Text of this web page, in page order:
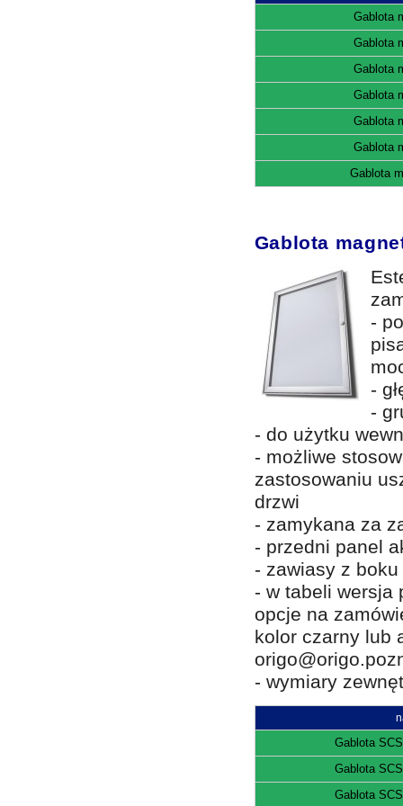
Gablota
Gablota
Gablota
Gablota
Gablota
Gablota
Gablota
Gablota
-
-
-
- do użytku
- możliwe
zastosowaniu
drzwi
- zamykana za
- przedni panel
- zawiasy z boku
- w tabeli wersja
opcje na
kolor czarny lub
- wymiary
Gablota
Gablota
Gablota